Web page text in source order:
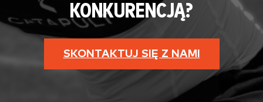
KONKURENCJĄ?
SKONTAKTUJ SIĘ Z NAMI